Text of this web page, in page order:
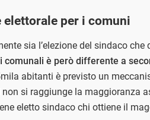
elettorale per i comuni
sia l’elezione del sindaco che
è però differente a
abitanti è previsto un
si raggiunge la maggioranza
eletto sindaco chi ottiene il